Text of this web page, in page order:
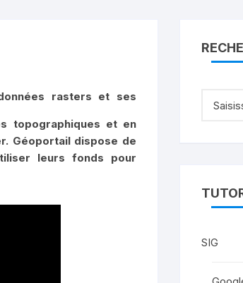
rasters et ses
topographiques et en
Géoportail dispose de
leurs fonds pour
pour
SIG